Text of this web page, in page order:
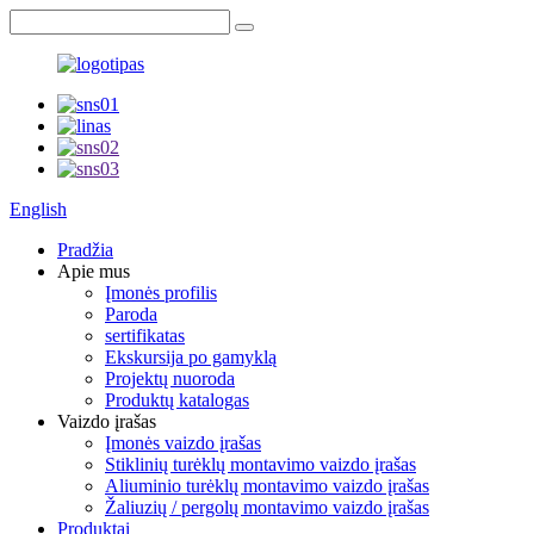
English
Pradžia
Apie mus
Įmonės profilis
Paroda
sertifikatas
Ekskursija po gamyklą
Projektų nuoroda
Produktų katalogas
Vaizdo įrašas
Įmonės vaizdo įrašas
Stiklinių turėklų montavimo vaizdo įrašas
Aliuminio turėklų montavimo vaizdo įrašas
Žaliuzių / pergolų montavimo vaizdo įrašas
Produktai